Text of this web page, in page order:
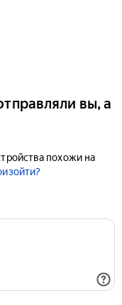
вы, а
похожи на